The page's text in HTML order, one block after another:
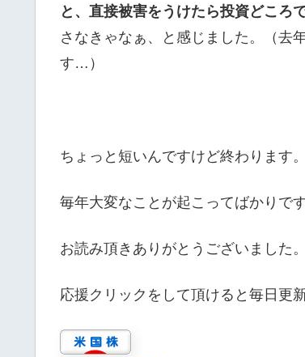
と、直接被害をうけたら投資どころ
さなきゃなぁ、と感じました。（去
す…）
ちょっと短いんですけど終わります。
毎年大変なことが起こってばかりで
お読み頂きありがとうございました。
応援クリックをして頂けると毎日更